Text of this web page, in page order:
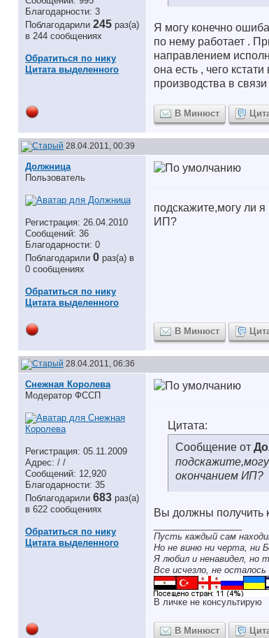
Благодарности: 3
Поблагодарили 245 раз(а)
в 244 сообщениях
Обратиться по нику
Цитата выделенного
Я могу конечно
по нему работает .
направлением
она есть , чего
производства в
В Минюст
28.04.2011, 00:39
Должница
Пользователь
Регистрация: 26.04.2010
Сообщений: 36
Благодарности: 0
Поблагодарили 0 раз(а) в
0 сообщениях
Обратиться по нику
Цитата выделенного
подскажите,могу ли
ИП?
В Минюст
28.04.2011, 06:36
Снежная Королева
Модератор ФССП
Регистрация: 05.11.2009
Адрес: / /
Сообщений: 12,920
Благодарности: 35
Поблагодарили 683 раз(а)
в 622 сообщениях
Обратиться по нику
Цитата выделенного
Цитата:
Сообщение от
окончанием ИП?
Вы должны получить
Пусть каждый сам
Но не виню ни черта, ни
Я любил и ненавидел, но
Все исчезло, не осталось
В личке не консультирую
В Минюст